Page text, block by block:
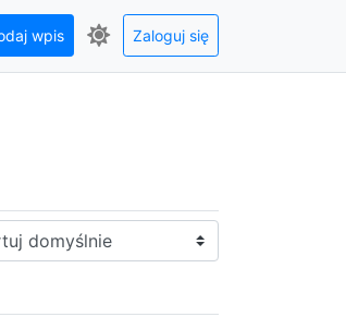
wpis Zaloguj się